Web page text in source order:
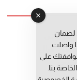
قبال
لضمان
واصلت
على
بنا.